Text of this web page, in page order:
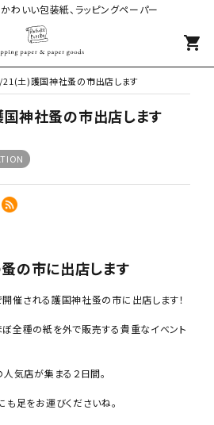
わいい包装紙、ラッピングペーパー
shopping_cart
21(土)護国神社蚤の市出店します
国神社蚤の市出店します
の市に出店します
催される護国神社蚤の市に出店します！
全種の紙を外で販売する貴重なイベント
気店が集まる２日間。
足をお運びくださいね。